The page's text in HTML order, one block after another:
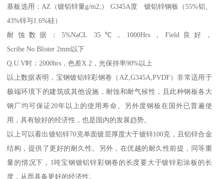
基板选用：AZ（镀铝锌量g/m2;） G345A度 镀铝锌钢板（55%铝、
43%锌与1.6%硅）
耐蚀数据：5%NaCL 35℃，1000Hrs，Field良好，
Scribe No Blister 2mm以下
Q.U.V时：2000hrs，色差X.2，光保持率90%以上
以上数据表明，宝钢镀铝锌彩钢卷（AZ,G345A,PVDF）非常适用于
极端环境下的建筑或其他设施，耐蚀和耐气候性，且此种钢板各大
钢厂均可保证20年以上的使用寿命。另外度钢板在国外已普遍使
用，具有较好的经济性，也是国内的发展趋势。
以上可以看出镀铝锌70克单面镀层厚度大于镀锌100克，且铝锌合金
结构，提供了更好的耐久性。另外，在优越的耐久性前提，同等重
量的情况下，1吨宝钢镀铝锌彩钢卷的长度要大于镀锌彩涂板的长
度，从而具备更好的经济性。